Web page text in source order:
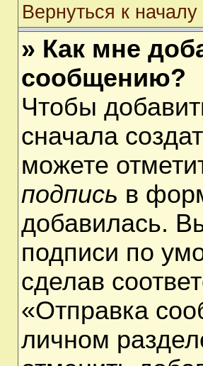
Вернуться к началу
» Как мне
сообщению?
Чтобы
сначала
можете
подпись в
добавилась.
подписи по
сделав
«Отправка
личном